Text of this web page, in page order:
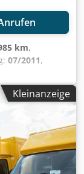
km,
07/2011,
kg, Achsen-
Kraftstoff:Diesel,
Sonstige,
mm,
2.000 mm,
2.770
Kleinanzeige